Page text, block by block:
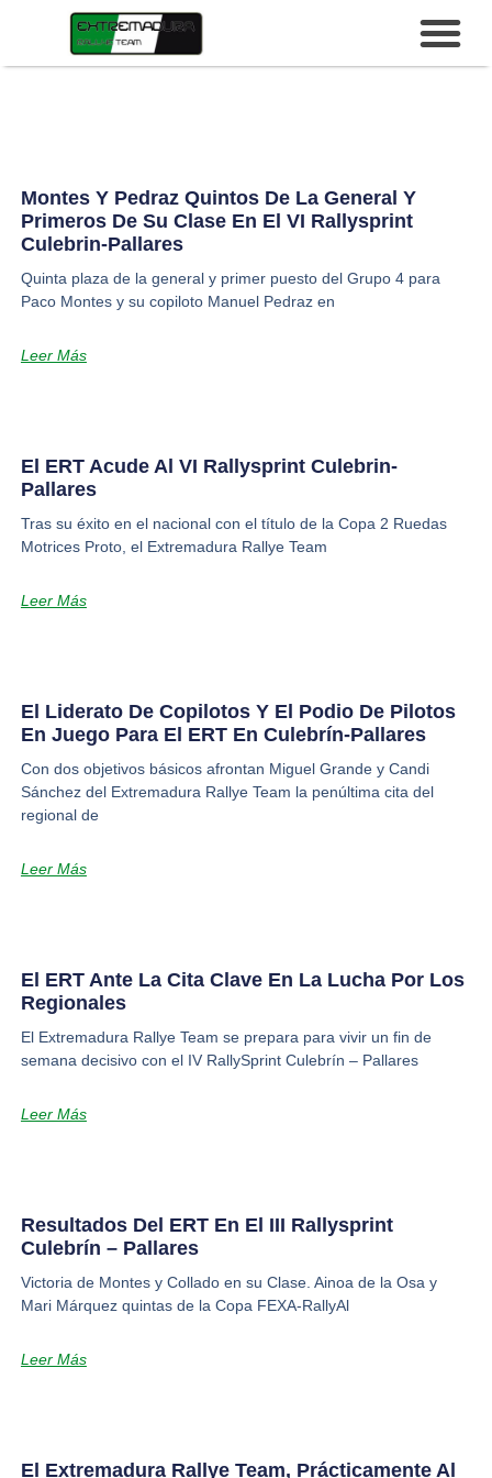
Montes Y Pedraz Quintos De La General Y
Primeros De Su Clase En El VI Rallysprint
Culebrin-Pallares
Quinta plaza de la general y primer puesto del Grupo 4 para
Paco Montes y su copiloto Manuel Pedraz en
Leer Más
El ERT Acude Al VI Rallysprint Culebrin-
Pallares
Tras su éxito en el nacional con el título de la Copa 2 Ruedas
Motrices Proto, el Extremadura Rallye Team
Leer Más
El Liderato De Copilotos Y El Podio De Pilotos
En Juego Para El ERT En Culebrín-Pallares
Con dos objetivos básicos afrontan Miguel Grande y Candi
Sánchez del Extremadura Rallye Team la penúltima cita del
regional de
Leer Más
El ERT Ante La Cita Clave En La Lucha Por Los
Regionales
El Extremadura Rallye Team se prepara para vivir un fin de
semana decisivo con el IV RallySprint Culebrín – Pallares
Leer Más
Resultados Del ERT En El III Rallysprint
Culebrín – Pallares
Victoria de Montes y Collado en su Clase. Ainoa de la Osa y
Mari Márquez quintas de la Copa FEXA-RallyAl
Leer Más
El Extremadura Rallye Team, Prácticamente Al